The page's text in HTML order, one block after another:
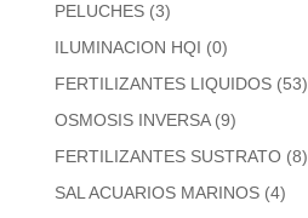
PELUCHES (3)
ILUMINACION HQI (0)
FERTILIZANTES LIQUIDOS (53)
OSMOSIS INVERSA (9)
FERTILIZANTES SUSTRATO (8)
SAL ACUARIOS MARINOS (4)